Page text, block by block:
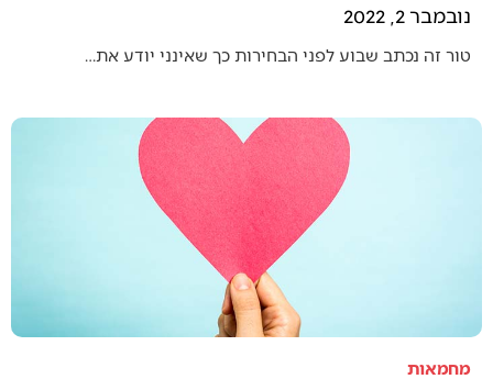
נובמבר 2, 2022
טור זה נכתב שבוע לפני הבחירות כך שאינני יודע את…
מחמאות